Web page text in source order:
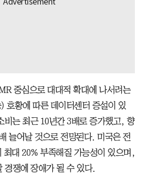
중심으로 대대적 확대에 나서려는
호황에 따른 데이터센터 증설이 있
비는 최근 10년간 3배로 증가했고, 향
늘어날 것으로 전망된다. 미국은 전
최대 20% 부족해질 가능성이 있으며,
경쟁에 장애가 될 수 있다.